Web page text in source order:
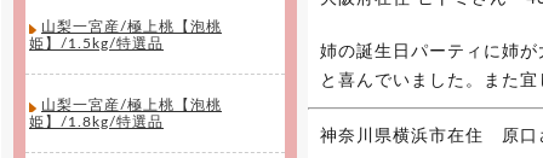
姉の誕生日パーティに姉
と喜んでいました。また
神奈川県横浜市在住 原口
[2015年11月20日 ]
2015年11月20日 無農薬 いちご
類のクイーンズベリー最高級 無農
でご家庭へお届け致します。
山梨一宮産/極上桃【泡桃
姫】/1.5kg/特選品
山梨一宮産/極上桃【泡桃
姫】/1.8kg/特選品